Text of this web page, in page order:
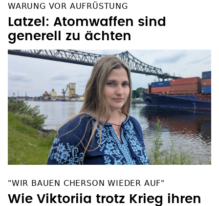
WARUNG VOR AUFRÜSTUNG
Latzel: Atomwaffen sind
generell zu ächten
"WIR BAUEN CHERSON WIEDER AUF"
Wie Viktoriia trotz Krieg ihren